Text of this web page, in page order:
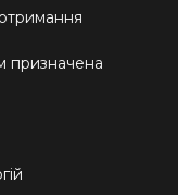
призначена